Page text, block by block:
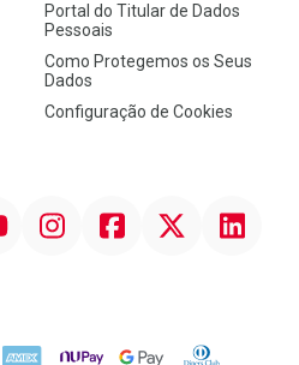
Portal do Titular de Dados
Pessoais
Como Protegemos os Seus
Dados
Configuração de Cookies
InstagramFacebookTwitter Linkedin
AMEX NuPay Google PayDiners Club